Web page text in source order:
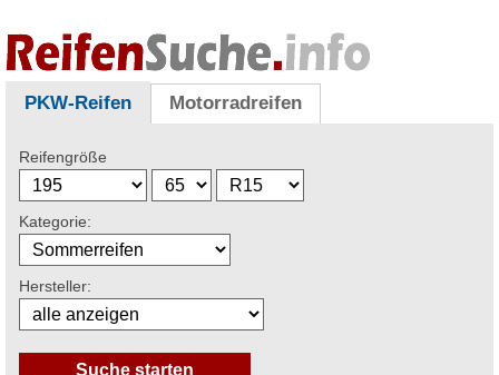
PKW-Reifen Motorradreifen
Reifengröße
Kategorie:
Hersteller: